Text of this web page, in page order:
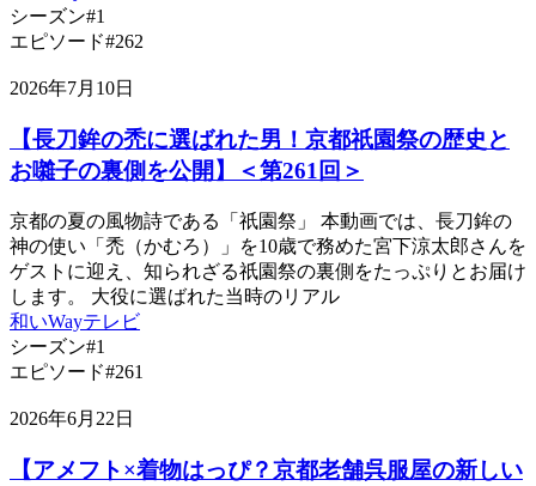
シーズン#1
エピソード#262
2026年7月10日
【長刀鉾の禿に選ばれた男！京都祇園祭の歴史と
お囃子の裏側を公開】＜第261回＞
京都の夏の風物詩である「祇園祭」 本動画では、長刀鉾の
神の使い「禿（かむろ）」を10歳で務めた宮下涼太郎さんを
ゲストに迎え、知られざる祇園祭の裏側をたっぷりとお届け
します。 大役に選ばれた当時のリアル
和いWayテレビ
シーズン#1
エピソード#261
2026年6月22日
【アメフト×着物はっぴ？京都老舗呉服屋の新しい